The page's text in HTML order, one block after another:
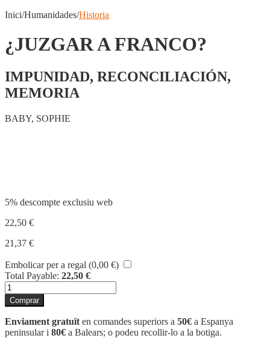
Inici/Humanidades/Historia
¿JUZGAR A FRANCO?
IMPUNIDAD, RECONCILIACIÓN,
MEMORIA
BABY, SOPHIE
5% descompte exclusiu web
22,50 €
21,37 €
Embolicar per a regal (0,00 €)
Total Payable: 22,50 €
quantitat
de
¿JUZGAR
A
FRANCO?
Comprar
Enviament gratuït en comandes superiors a 50€ a Espanya
peninsular i 80€ a Balears; o podeu recollir-lo a la botiga.